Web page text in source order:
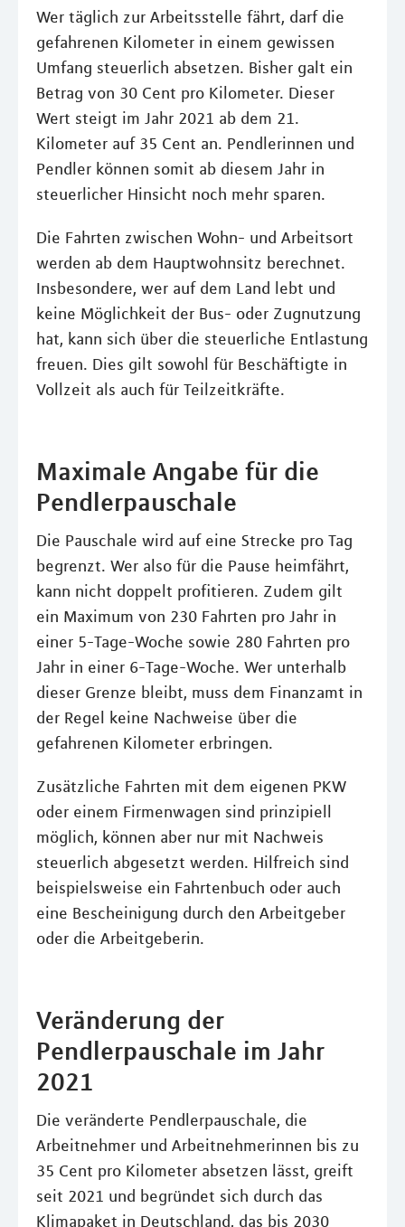
Wer täglich zur Arbeitsstelle fährt, darf die
gefahrenen Kilometer in einem gewissen
Umfang steuerlich absetzen. Bisher galt ein
Betrag von 30 Cent pro Kilometer. Dieser
Wert steigt im Jahr 2021 ab dem 21.
Kilometer auf 35 Cent an. Pendlerinnen und
Pendler können somit ab diesem Jahr in
steuerlicher Hinsicht noch mehr sparen.
Die Fahrten zwischen Wohn- und Arbeitsort
werden ab dem Hauptwohnsitz berechnet.
Insbesondere, wer auf dem Land lebt und
keine Möglichkeit der Bus- oder Zugnutzung
hat, kann sich über die steuerliche Entlastung
freuen. Dies gilt sowohl für Beschäftigte in
Vollzeit als auch für Teilzeitkräfte.
Maximale Angabe für die
Pendlerpauschale
Die Pauschale wird auf eine Strecke pro Tag
begrenzt. Wer also für die Pause heimfährt,
kann nicht doppelt profitieren. Zudem gilt
ein Maximum von 230 Fahrten pro Jahr in
einer 5-Tage-Woche sowie 280 Fahrten pro
Jahr in einer 6-Tage-Woche. Wer unterhalb
dieser Grenze bleibt, muss dem Finanzamt in
der Regel keine Nachweise über die
gefahrenen Kilometer erbringen.
Zusätzliche Fahrten mit dem eigenen PKW
oder einem Firmenwagen sind prinzipiell
möglich, können aber nur mit Nachweis
steuerlich abgesetzt werden. Hilfreich sind
beispielsweise ein Fahrtenbuch oder auch
eine Bescheinigung durch den Arbeitgeber
oder die Arbeitgeberin.
Veränderung der
Pendlerpauschale im Jahr
2021
Die veränderte Pendlerpauschale, die
Arbeitnehmer und Arbeitnehmerinnen bis zu
35 Cent pro Kilometer absetzen lässt, greift
seit 2021 und begründet sich durch das
Klimapaket in Deutschland, das bis 2030